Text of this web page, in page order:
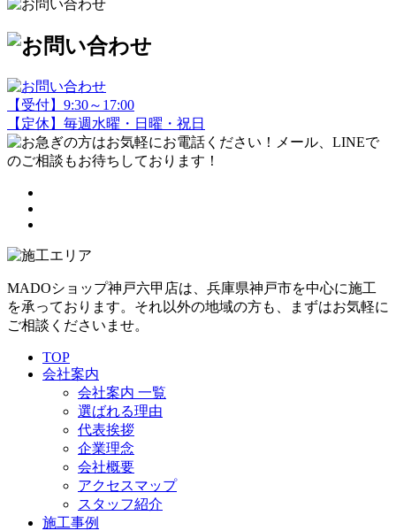
【受付】9:30～17:00
【定休】毎週水曜・日曜・祝日
MADOショップ神戸六甲店は、兵庫県神戸市を中心に施工
を承っております。それ以外の地域の方も、まずはお気軽に
ご相談くださいませ。
TOP
会社案内
会社案内 一覧
選ばれる理由
代表挨拶
企業理念
会社概要
アクセスマップ
スタッフ紹介
施工事例